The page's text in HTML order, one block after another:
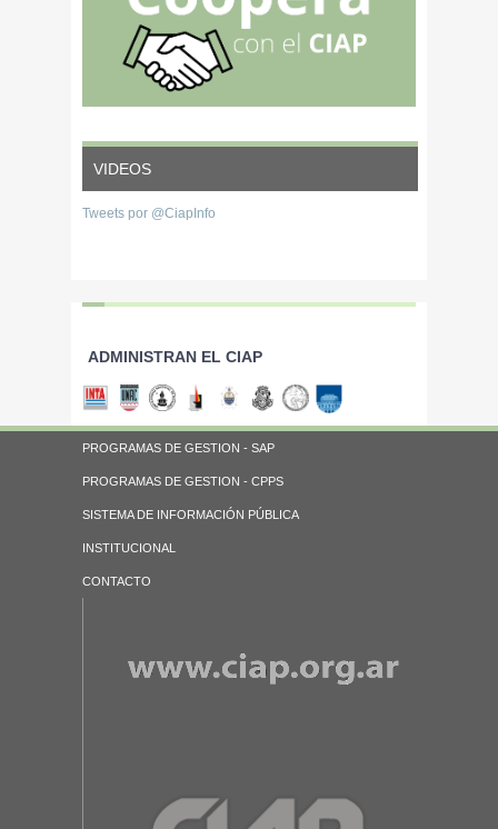
VIDEOS
Tweets por @CiapInfo
ADMINISTRAN EL CIAP
PROGRAMAS DE GESTION - SAP
PROGRAMAS DE GESTION - CPPS
SISTEMA DE INFORMACIÓN PÚBLICA
INSTITUCIONAL
CONTACTO